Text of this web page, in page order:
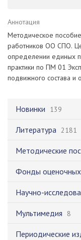
Новинки 139
Литература 2181
Методические
Фонды оценочных
Научно-
Мультимедия 8
Периодические
Аннотация
Методическое
работников ОО СПО.
определении единых
практики по ПМ 01
подвижного состава и